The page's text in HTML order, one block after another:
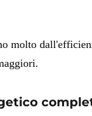
molto